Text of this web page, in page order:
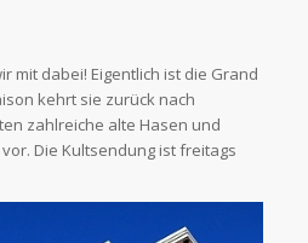
mit dabei! Eigentlich ist die Grand
kehrt sie zurück nach
zahlreiche alte Hasen und
Die Kultsendung ist freitags